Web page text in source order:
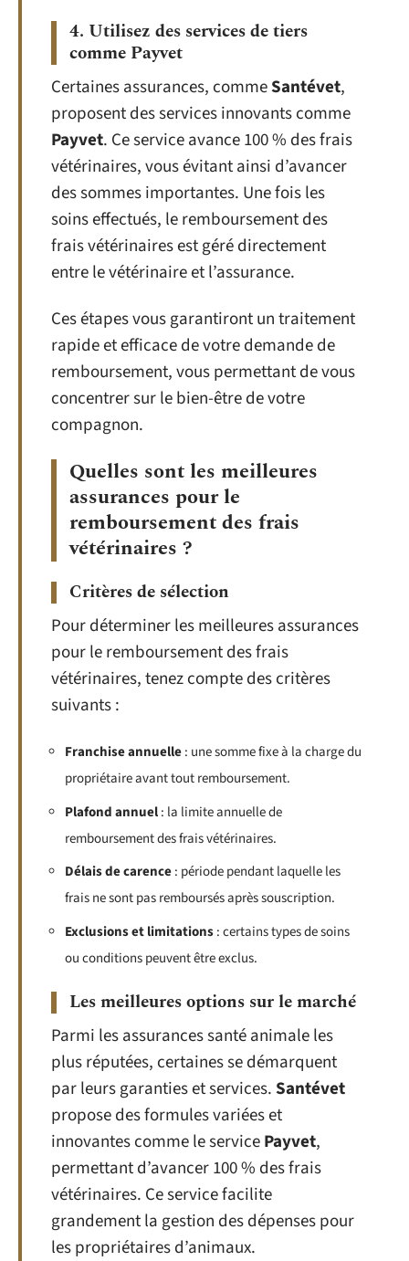
4. Utilisez des services de tiers
comme Payvet
Certaines assurances, commeSantévet,
proposent des services innovants comme
Payvet. Ce service avance 100 % des frais
vétérinaires, vous évitant ainsi d’avancer
des sommes importantes. Une fois les
soins effectués, le remboursement des
frais vétérinaires est géré directement
entre le vétérinaire et l’assurance.
Ces étapes vous garantiront un traitement
rapide et efficace de votre demande de
remboursement, vous permettant de vous
concentrer sur le bien-être de votre
compagnon.
Quelles sont les meilleures
assurances pour le
remboursement des frais
vétérinaires ?
Critères de sélection
Pour déterminer les meilleures assurances
pour le remboursement des frais
vétérinaires, tenez compte des critères
suivants :
Franchise annuelle: une somme fixe à la charge du
propriétaire avant tout remboursement.
Plafond annuel: la limite annuelle de
remboursement des frais vétérinaires.
Délais de carence: période pendant laquelle les
frais ne sont pas remboursés après souscription.
Exclusions et limitations: certains types de soins
ou conditions peuvent être exclus.
Les meilleures options sur le marché
Parmi les assurances santé animale les
plus réputées, certaines se démarquent
par leurs garanties et services.Santévet
propose des formules variées et
innovantes comme le servicePayvet,
permettant d’avancer 100 % des frais
vétérinaires. Ce service facilite
grandement la gestion des dépenses pour
les propriétaires d’animaux.